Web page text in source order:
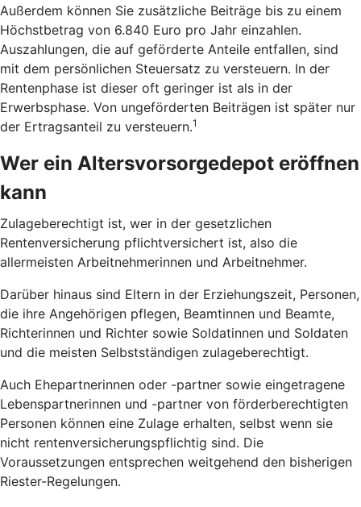
Außerdem können Sie zusätzliche Beiträge bis zu einem
Höchstbetrag von 6.840 Euro pro Jahr einzahlen.
Auszahlungen, die auf geförderte Anteile entfallen, sind
mit dem persönlichen Steuersatz zu versteuern. In der
Rentenphase ist dieser oft geringer ist als in der
Erwerbsphase. Von ungeförderten Beiträgen ist später nur
der Ertragsanteil zu versteuern.1
Wer ein Altersvorsorgedepot eröffnen
kann
Zulageberechtigt ist, wer in der gesetzlichen
Rentenversicherung pflichtversichert ist, also die
allermeisten Arbeitnehmerinnen und Arbeitnehmer.
Darüber hinaus sind Eltern in der Erziehungszeit, Personen,
die ihre Angehörigen pflegen, Beamtinnen und Beamte,
Richterinnen und Richter sowie Soldatinnen und Soldaten
und die meisten Selbstständigen zulageberechtigt.
Auch Ehepartnerinnen oder -partner sowie eingetragene
Lebenspartnerinnen und -partner von förderberechtigten
Personen können eine Zulage erhalten, selbst wenn sie
nicht rentenversicherungspflichtig sind. Die
Voraussetzungen entsprechen weitgehend den bisherigen
Riester-Regelungen.